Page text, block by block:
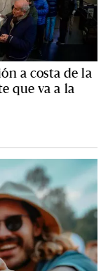
a costa de la
que va a la